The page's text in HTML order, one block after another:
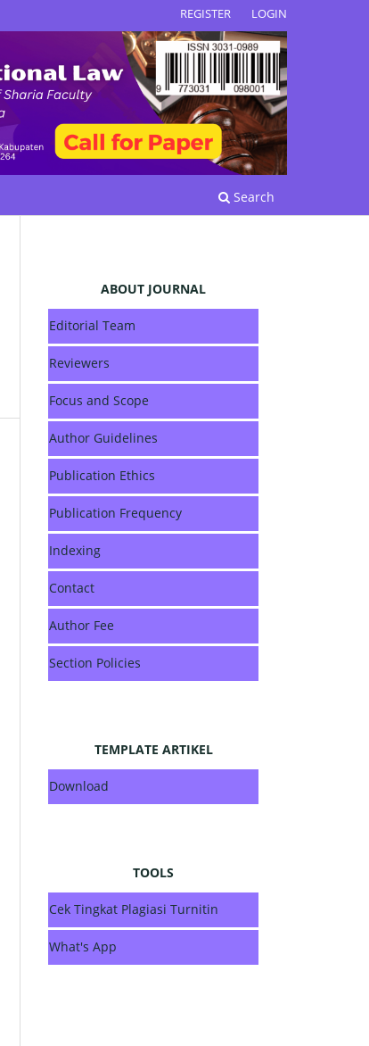
Search
REGISTER LOGIN
ABOUT JOURNAL
Editorial Team
Reviewers
Focus and Scope
Author Guidelines
Publication Ethics
Publication Frequency
Indexing
Contact
Author Fee
Section Policies
TEMPLATE ARTIKEL
Download
TOOLS
Cek Tingkat Plagiasi Turnitin
What's App